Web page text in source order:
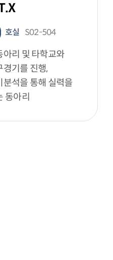
호실 S02-504
아리 및 타학교와
경기를 진행,
분석을 통해 실력을
동아리